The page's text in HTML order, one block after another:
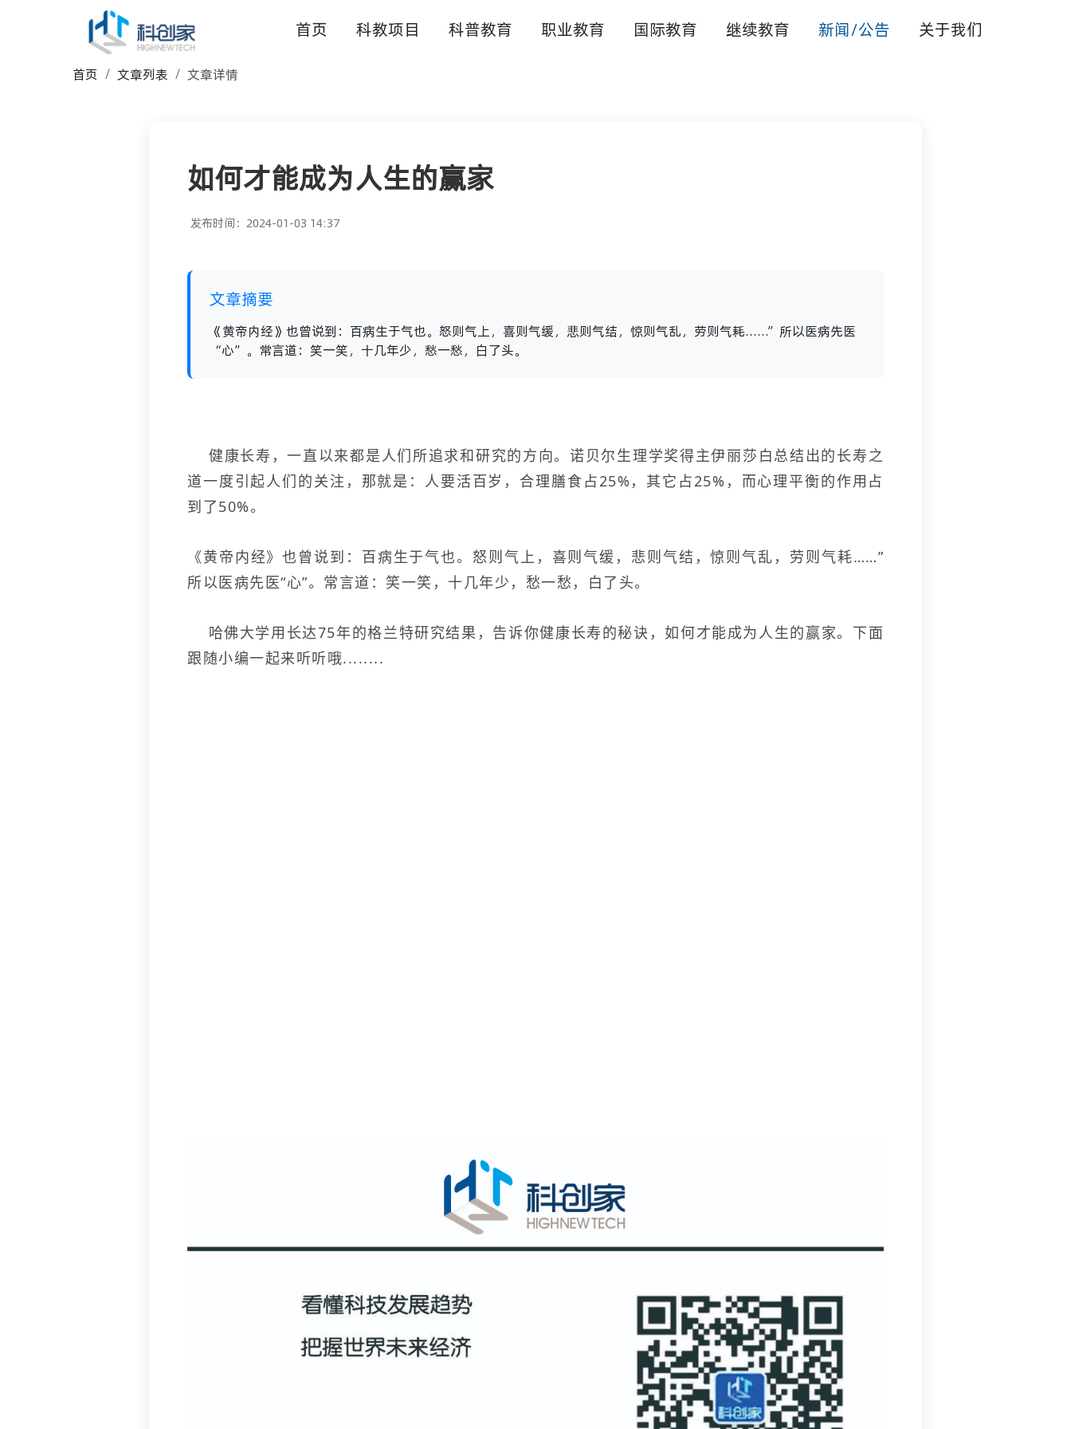
首页 科教项目 科普教育 职业教育 国际教育 继续教育 新闻/公告 关于我们
首页 文章列表 文章详情
如何才能成为人生的赢家
发布时间：2024-01-03 14:37
文章摘要
《黄帝内经》也曾说到：百病生于气也。怒则气上，喜则气缓，悲则气结，惊则气乱，劳则气耗……”所以医病先医
“心”。常言道：笑一笑，十几年少，愁一愁，白了头。
健康长寿，一直以来都是人们所追求和研究的方向。诺贝尔生理学奖得主伊丽莎白总结出的长寿之
道一度引起人们的关注，那就是：人要活百岁，合理膳食占25%，其它占25%，而心理平衡的作用占
到了50%。
《黄帝内经》也曾说到：百病生于气也。怒则气上，喜则气缓，悲则气结，惊则气乱，劳则气耗……”
所以医病先医“心”。常言道：笑一笑，十几年少，愁一愁，白了头。
哈佛大学用长达75年的格兰特研究结果 ，告诉你健康长寿的秘诀，如何才能成为人生的赢家。下面
跟随小编一起来听听哦........